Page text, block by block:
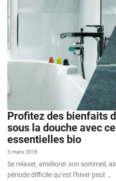
Profitez des bienfaits
sous la douche avec
essentielles bio
3 mars 2018
Se relaxer, améliorer son sommeil,
période difficile qu’est l’hiver peut …